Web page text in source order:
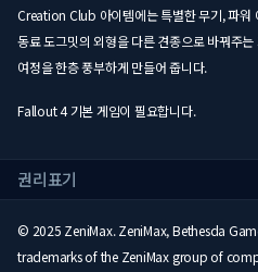
Creation Club 아이템에는 특별한 무기, 파워
동료 도그밋의 외형을 다른 견종으로 바꿔주
여정을 한층 풍부하게 만들어 줍니다.
Fallout 4 기본 게임이 필요합니다.
권리표기
© 2025 ZeniMax. ZeniMax, Bethesda
trademarks of the ZeniMax group of